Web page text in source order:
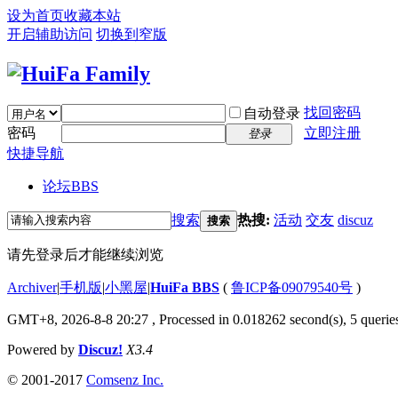
设为首页收藏本站
开启辅助访问 切换到窄版
自动登录 找回密码
密码
登录
立即注册
快捷导航
论坛BBS
搜索 搜索 热搜: 活动 交友 discuz
请先登录后才能继续浏览
Archiver|手机版|小黑屋|HuiFa BBS ( 鲁ICP备09079540号 )
GMT+8, 2026-8-8 20:27 , Processed in 0.018262 second(s), 5
Powered by Discuz! X3.4
© 2001-2017 Comsenz Inc.